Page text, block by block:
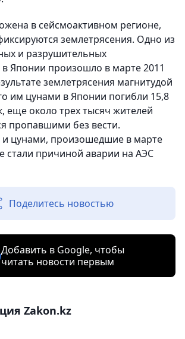
в сейсмоактивном регионе,
землетрясения. Одно из
и разрушительных
Японии произошло в марте 2011
землетрясения магнитудой
им цунами в Японии погибли 15,8
еще около трех тысяч жителей
пропавшими без вести.
и цунами, произошедшие в марте
стали причиной аварии на АЭС
Поделитесь новостью
Добавить в Google, чтобы
читать новости первым
Zakon.kz